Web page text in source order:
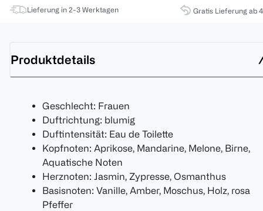
Lieferung in 2-3 Werktagen Gratis Lieferung ab
Produktdetails
Geschlecht: Frauen
Duftrichtung: blumig
Duftintensität: Eau de Toilette
Kopfnoten: Aprikose, Mandarine, Melone, Birne,
Aquatische Noten
Herznoten: Jasmin, Zypresse, Osmanthus
Basisnoten: Vanille, Amber, Moschus, Holz, rosa
Pfeffer